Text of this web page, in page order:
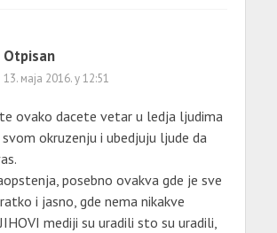
Otpisan
13. маја 2016. у 12:51
ovako dacete vetar u ledja ljudima
okruzenju i ubedjuju ljude da
posebno ovakva gde je sve
i jasno, gde nema nikakve
mediji su uradili sto su uradili,